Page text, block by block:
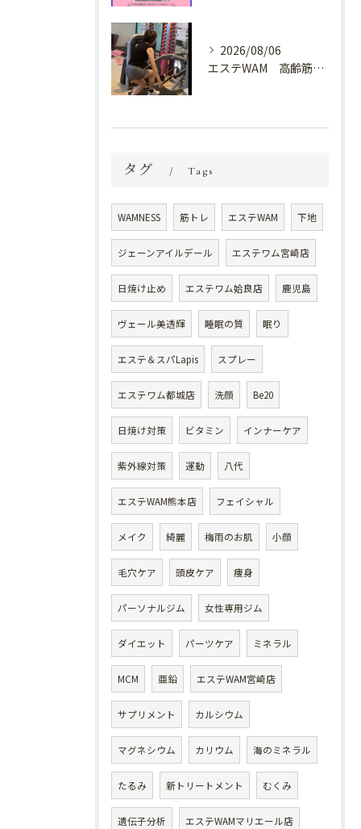
2026/08/06
エステWAM 高齢筋トレ
タグ Tags
WAMNESS 筋トレ エステWAM 下地
ジェーンアイルデール エステワム宮崎店
日焼け止め エステワム姶良店 鹿児島
ヴェール美透輝 睡眠の質 眠り
エステ＆スパLapis スプレー
エステワム都城店 洗顔 Be20
日焼け対策 ビタミン インナーケア
紫外線対策 運動 八代
エステWAM熊本店 フェイシャル
メイク 綺麗 梅雨のお肌 小顔
毛穴ケア 頭皮ケア 痩身
パーソナルジム 女性専用ジム
ダイエット パーツケア ミネラル
MCM 亜鉛 エステWAM宮崎店
サプリメント カルシウム
マグネシウム カリウム 海のミネラル
たるみ 新トリートメント むくみ
遺伝子分析 エステWAMマリエール店